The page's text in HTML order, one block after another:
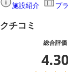
施設紹介 プ
クチコミ
総合評価
4.30